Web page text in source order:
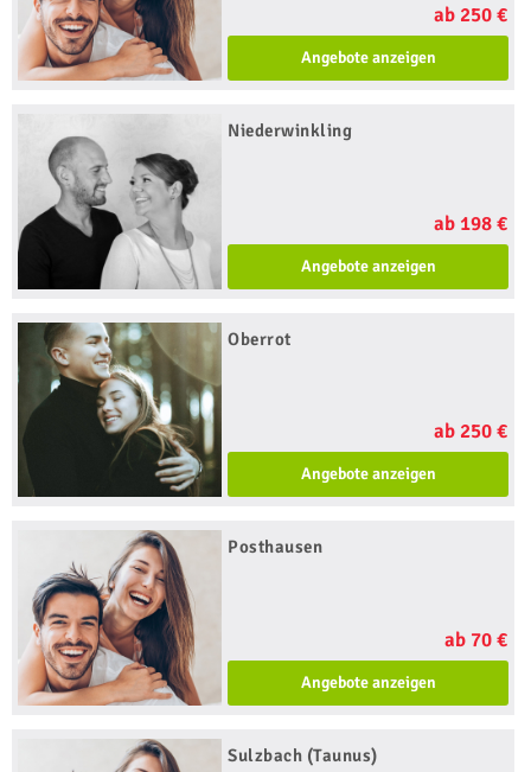
ab 250 €
Angebote anzeigen
Niederwinkling
ab 198 €
Angebote anzeigen
Oberrot
ab 250 €
Angebote anzeigen
Posthausen
ab 70 €
Angebote anzeigen
Sulzbach (Taunus)